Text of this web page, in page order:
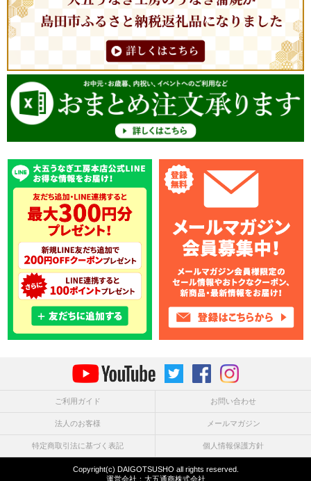
ご利用ガイド お問い合わせ
法人のお客様 メールマガジン
特定商取引法に基づく表記 個人情報保護方針
Copyright(c) DAIGOTSUSHO all rights reserved.
運営会社： 大五通商株式会社